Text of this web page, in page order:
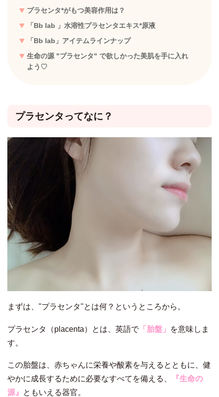
プラセンタ*がもつ美容作用は？
「Bb lab 」水溶性プラセンタエキス*原液
「Bb lab」アイテムラインナップ
生命の源 "プラセンタ" で欲しかった美肌を手に入れ
よう♡
プラセンタってなに？
まずは、"プラセンタ"とは何？というところから。
プラセンタ（placenta）とは、英語で「胎盤」
を意味しま
す。
この胎盤は、赤ちゃんに栄養や酸素を与えるとともに、健
やかに成長するために必要なすべてを備える、
『生命の
源』
ともいえる器官。